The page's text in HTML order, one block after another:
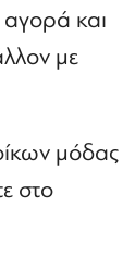
αγορά και
με
μόδας
στο